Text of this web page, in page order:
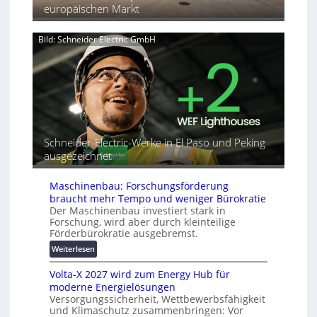
i
s
a
h
e
A
u
t
o
m
a
t
i
s
i
e
r
u
n
g
s
l
ö
s
-
u
t
o
r
i
a
l
e
i
h
e
k
v
e
r
b
i
n
d
e
G
r
t
e
s
c
h
u
z
u
n
europäischen Markt
Bild: Schneider Electric GmbH
Schneider-Electric-Werke in El Paso und Peking
ausgezeichnet
Maschinenbau: Forschungsförderung
braucht mehr Tempo und weniger Bürokratie
Der Maschinenbau investiert stark in
Forschung, wird aber durch kleinteilige
Förderbürokratie ausgebremst.
Weiterlesen:
M
a
s
c
h
Volta-X 2027 wird zum Energy Hub für
moderne Energielösungen
Versorgungssicherheit, Wettbewerbsfähigkeit
und Klimaschutz zusammenbringen: Vor